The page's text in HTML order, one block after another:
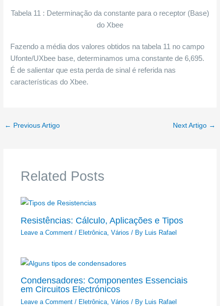
Tabela 11 : Determinação da constante para o receptor (Base)
do Xbee
Fazendo a média dos valores obtidos na tabela 11 no campo
Ufonte/UXbee base, determinamos uma constante de 6,695.
É de salientar que esta perda de sinal é referida nas
características do Xbee.
← Previous Artigo Next Artigo →
Related Posts
Resistências: Cálculo, Aplicações e Tipos
Leave a Comment / Eletrônica, Vários / By Luis Rafael
Condensadores: Componentes Essenciais
em Circuitos Electrónicos
Leave a Comment / Eletrônica, Vários / By Luis Rafael